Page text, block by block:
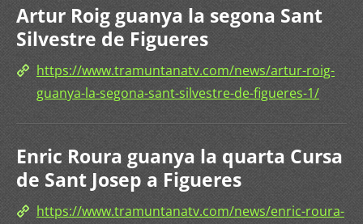
Artur Roig guanya la segona Sant
Silvestre de Figueres
https://www.tramuntanatv.com/news/artur-roig-
guanya-la-segona-sant-silvestre-de-figueres-1/
Enric Roura guanya la quarta Cursa
de Sant Josep a Figueres
https://www.tramuntanatv.com/news/enric-roura-